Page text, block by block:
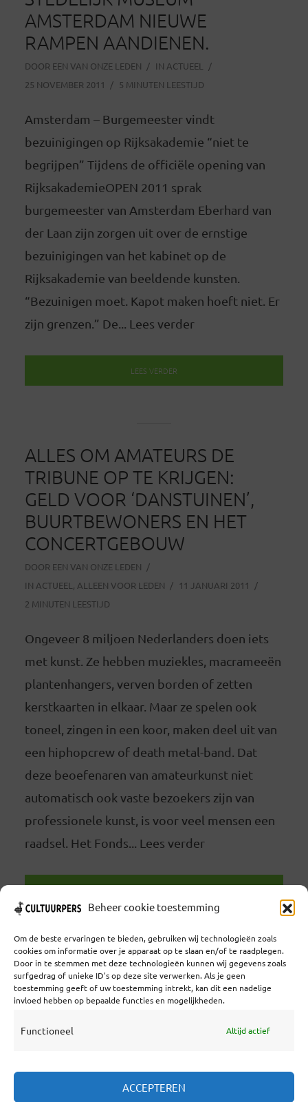
Beheer cookie toestemming
Om de beste ervaringen te bieden, gebruiken wij technologieën zoals
cookies om informatie over je apparaat op te slaan en/of te raadplegen.
Door in te stemmen met deze technologieën kunnen wij gegevens zoals
surfgedrag of unieke ID's op deze site verwerken. Als je geen
toestemming geeft of uw toestemming intrekt, kan dit een nadelige
invloed hebben op bepaalde functies en mogelijkheden.
Functioneel Altijd actief
ACCEPTEREN
AMSTERDAM NIEUWE
RAMPEN AANDIENEN.
DOOR EEN VAN ONZE LEDEN IN ACTUEEL
25 NOVEMBER 2011
5 MINUTEN LEESTIJD
Amsterdam – Burgemeester vindt
bezuinigingen op Rijksakademie “niet te
begrijpen” Tijdens de officiële opening van
RijksakademieOPEN 2011 sprak
burgemeester van Amsterdam Eberhard van
der Laan zijn zorgen uit over de ernstige
bezuinigingen van het kabinet op de
Rijksakademie van beeldende kunsten.
“Bezuinigen moet. Kapot maken hoeft niet. Er
zijn grenzen.” De... Lees verder
LEES VERDER
ALLES OM AMATEURS DE
TRIBUNE OP TE KRIJGEN:
GELD VOOR ‘DANSTUINEN’,
BUURTBEWONERS EN HET
CONCERTGEBOUW
DOOR EEN VAN ONZE LEDEN
IN ACTUEEL , ALLEEN VOOR LEDEN
11 JANUARI 2011
2 MINUTEN LEESTIJD
Ongeveer 8 miljoen Nederlanders doen iets
met kunst. Ze hebben muziekles, macrameeën
plantenhangers, verven borden of zetten
kerstkaarten in elkaar. Maar ze spelen ook
toneel, zingen in een koor, maken deel uit van
een hiphopcrew of death metal-band. Dat
deze beoefenaren van amateurkunst niet
automatisch ook vaste bezoekers zijn van
professionele kunst, is voor veel mensen een
raadsel. Het Fonds... Lees verder
Coöperatief Cultureel Persbureau U.A. | Salzburg 29 |
3524KS Utrecht | KvK: 55573592 |Btw: